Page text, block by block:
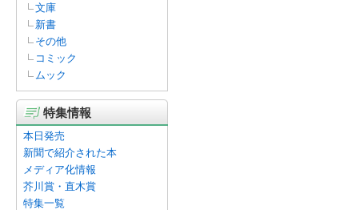
文庫
新書
その他
コミック
ムック
特集情報
本日発売
新聞で紹介された本
メディア化情報
芥川賞・直木賞
特集一覧